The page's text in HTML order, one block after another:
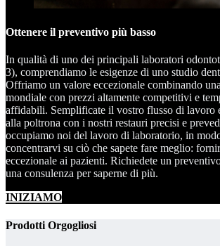
Ottenere il preventivo più basso
In qualità di uno dei principali laboratori
3), comprendiamo le esigenze di uno studio
Offriamo un valore eccezionale combinando
mondiale con prezzi altamente competitivi e
affidabili. Semplificate il vostro flusso di lavoro
alla poltrona con i nostri restauri precisi e
occupiamo noi del lavoro di laboratorio, in
concentrarvi su ciò che sapete fare meglio:
eccezionale ai pazienti. Richiedete un
una consulenza per saperne di più.
INIZIAMO
Prodotti Orgogliosi